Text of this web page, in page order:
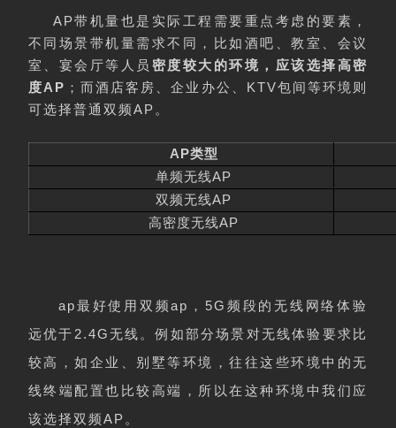
AP带机量也是实际工程需要重点考虑的要素，
不同场景带机量需求不同，比如酒吧、教室、会议
室、宴会厅等人员 密度较大的环境，应该选择高密
度AP ；而酒店客房、企业办公、KTV包间等环境则
可选择普通双频AP。
AP类型
单频无线AP
双频无线AP
高密度无线AP
ap最好使用双频ap，5G频段的无线网络体验
远优于2.4G无线。例如部分场景对无线体验要求比
较高，如企业、别墅等环境，往往这些环境中的无
线终端配置也比较高端，所以在这种环境中我们应
该选择双频AP。